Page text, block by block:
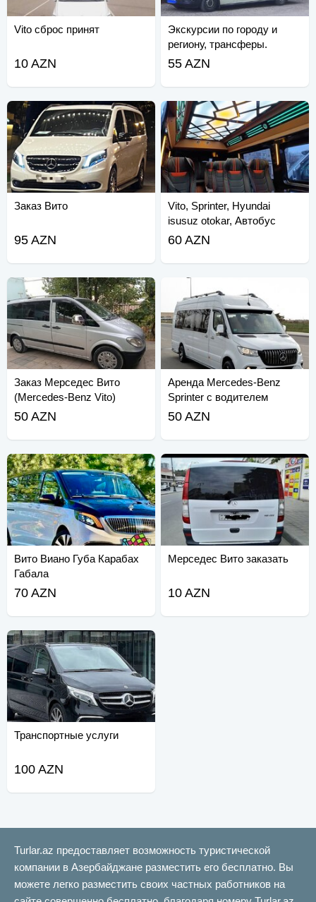
Vito сброс принят
10 AZN
Экскурсии по городу и
региону, трансферы.
Спринтер.
55 AZN
Заказ Вито
95 AZN
Vito, Sprinter, Hyundai
isusuz otokar, Автобус
60 AZN
Заказ Мерседес Вито
(Mercedes-Benz Vito)
50 AZN
Аренда Mercedes-Benz
Sprinter с водителем
(Mercedes-Benz Sprinter).
50 AZN
Вито Виано Губа Карабах
Габала
70 AZN
Мерседес Вито заказать
10 AZN
Транспортные услуги
100 AZN
Turlar.az предоставляет возможность туристической
компании в Азербайджане разместить его бесплатно. Вы
можете легко разместить своих частных работников на